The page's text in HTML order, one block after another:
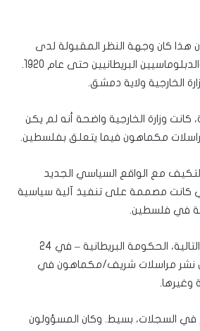
هذا كان وجهة النظر المقبولة لدى
صناع القرار العسكريين والدبلوماسيين البريطانيين حتى عام 1920.
الخارجية ولاية دمشق.
وزارة الخارجية واضحة أنه لم يكن
مكماهون فيما يتعلق بفلسطين.
مع الواقع السياسي الجديد
كانت مصممة على تنفيذ آلية سياسية
في فلسطين.
على مدار العشرين عامًا التالية، الحكومة البريطانية – في 24
نشر مراسلات شريف/مكماهون في
وغيرها.
السجلات، بسيط. وكان المسؤولون